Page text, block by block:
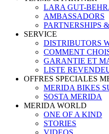
LARA GUT-
AMBASSADORS
PARTNERSHIPS
SERVICE
DISTRIBUTORS
COMMENT
GARANTIE ET
LISTE
OFFRES SPECIALES
MERIDA BIKES
SOSTA MERIDA
MERIDA WORLD
ONE OF A KIND
STORIES
VIDEOS